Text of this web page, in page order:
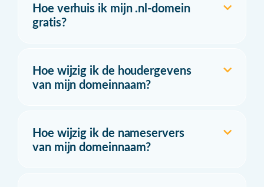
Hoe verhuis ik mijn .nl-domein
gratis?
Hoe wijzig ik de houdergevens
van mijn domeinnaam?
Hoe wijzig ik de nameservers
van mijn domeinnaam?